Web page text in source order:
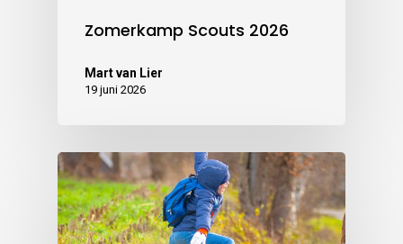
Zomerkamp Scouts 2026
Mart van Lier
19 juni 2026